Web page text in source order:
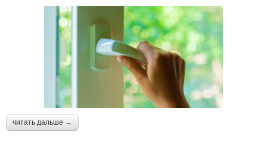
читать дальше →